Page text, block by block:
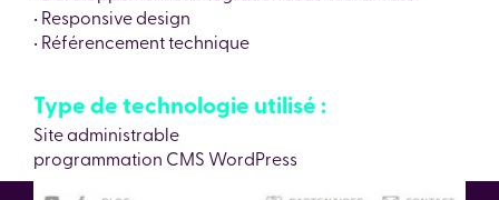
• Responsive design
• Référencement technique
Type de technologie utilisé :
Site administrable
programmation CMS WordPress